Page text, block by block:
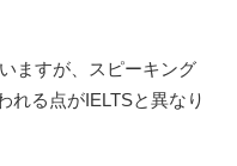
ますが、スピーキング
れる点がIELTSと異なり